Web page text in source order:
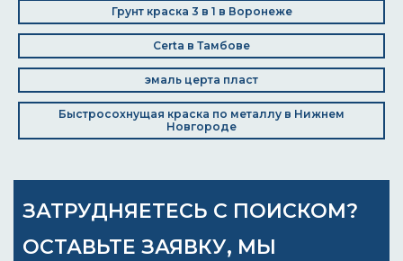
Грунт краска 3 в 1 в Воронеже
Certa в Тамбове
эмаль церта пласт
Быстросохнущая краска по металлу в Нижнем
Новгороде
ЗАТРУДНЯЕТЕСЬ С ПОИСКОМ?
ОСТАВЬТЕ ЗАЯВКУ, МЫ